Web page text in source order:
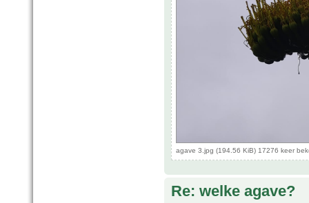
agave 3.jpg (194.56 KiB) 17276 keer
Re: welke agave?